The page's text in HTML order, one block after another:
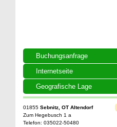
Buchungsanfrage
Internetseite
Geografische Lage
01855 Sebnitz, OT Altendorf
Zum Hegebusch 1 a
Telefon: 035022-50480